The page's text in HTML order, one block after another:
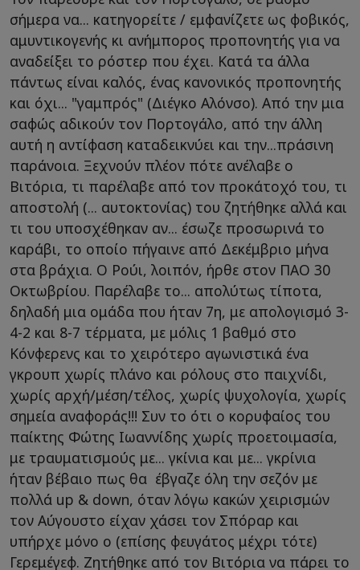
σήμερα να... κατηγορείτε / εμφανίζετε ως φοβικός,
αμυντικογενής κι ανήμπορος προπονητής για να
αναδείξει το ρόστερ που έχει. Κατά τα άλλα
πάντως είναι καλός, ένας κανονικός προπονητής
και όχι... "γαμπρός" (Διέγκο Αλόνσο). Από την μια
σαφώς αδικούν τον Πορτογάλο, από την άλλη
αυτή η αντίφαση καταδεικνύει και την...πράσινη
παράνοια. Ξεχνούν πλέον πότε ανέλαβε ο
Βιτόρια, τι παρέλαβε από τον προκάτοχό του, τι
αποστολή (... αυτοκτονίας) του ζητήθηκε αλλά και
τι του υποσχέθηκαν αν... έσωζε προσωρινά το
καράβι, το οποίο πήγαινε από Δεκέμβριο μήνα
στα βράχια. Ο Ρούι, λοιπόν, ήρθε στον ΠΑΟ 30
Οκτωβρίου. Παρέλαβε το... απολύτως τίποτα,
δηλαδή μια ομάδα που ήταν 7η, με απολογισμό 3-
4-2 και 8-7 τέρματα, με μόλις 1 βαθμό στο
Κόνφερενς και το χειρότερο αγωνιστικά ένα
γκρουπ χωρίς πλάνο και ρόλους στο παιχνίδι,
χωρίς αρχή/μέση/τέλος, χωρίς ψυχολογία, χωρίς
σημεία αναφοράς!!! Συν το ότι ο κορυφαίος του
παίκτης Φώτης Ιωαννίδης χωρίς προετοιμασία,
με τραυματισμούς με... γκίνια και με... γκρίνια
ήταν βέβαιο πως θα έβγαζε όλη την σεζόν με
πολλά up & down, όταν λόγω κακών χειρισμών
τον Αύγουστο είχαν χάσει τον Σπόραρ και
υπήρχε μόνο ο (επίσης φευγάτος μέχρι τότε)
Γερεμέγεφ. Ζητήθηκε από τον Βιτόρια να πάρει το